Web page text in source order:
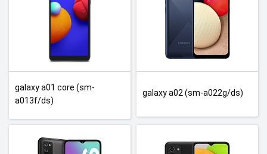
galaxy a01 core (sm-
a013f/ds)
galaxy a02 (sm-a022g/ds)